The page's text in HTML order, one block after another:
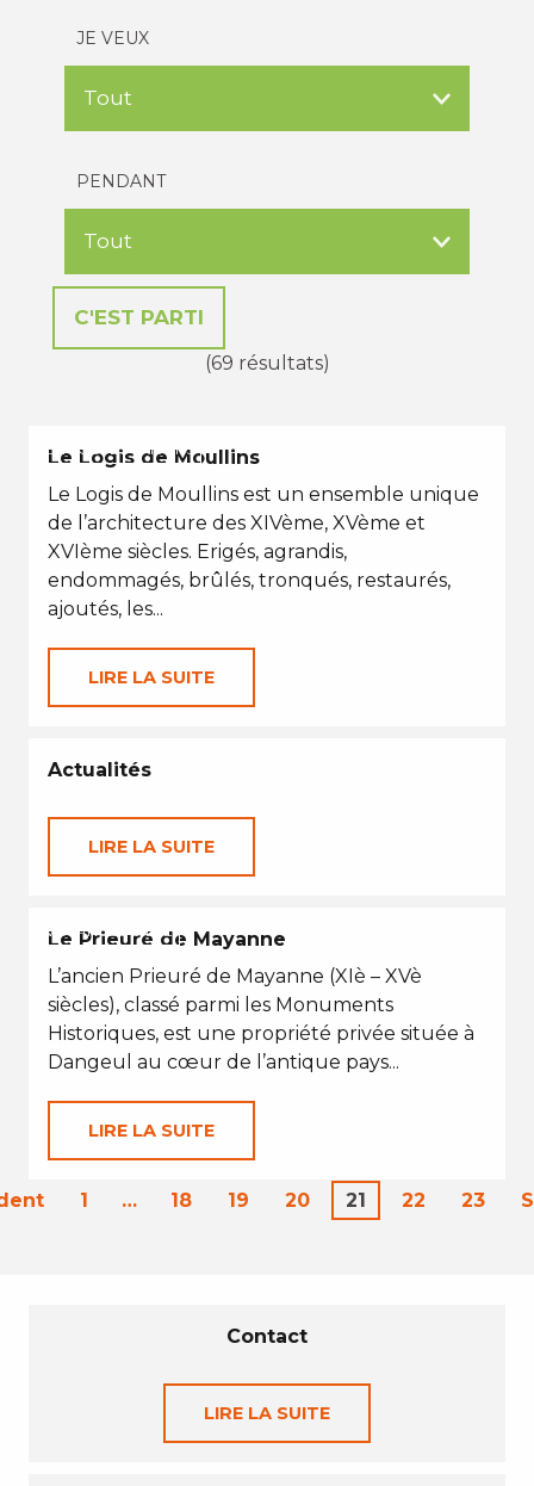
JE VEUX
PENDANT
(69 résultats)
EN TOUTES SAISONS
Le Logis de Moullins
Le Logis de Moullins est un ensemble unique
de l’architecture des XIVème, XVème et
XVIème siècles. Erigés, agrandis,
endommagés, brûlés, tronqués, restaurés,
ajoutés, les...
LIRE LA SUITE
Actualités
LIRE LA SUITE
VACANCES D'ÉTÉ
Le Prieuré de Mayanne
L’ancien Prieuré de Mayanne (XIè – XVè
siècles), classé parmi les Monuments
Historiques, est une propriété privée située à
Dangeul au cœur de l’antique pays...
LIRE LA SUITE
1 … 18 19 20 21 22 23
Contact
LIRE LA SUITE